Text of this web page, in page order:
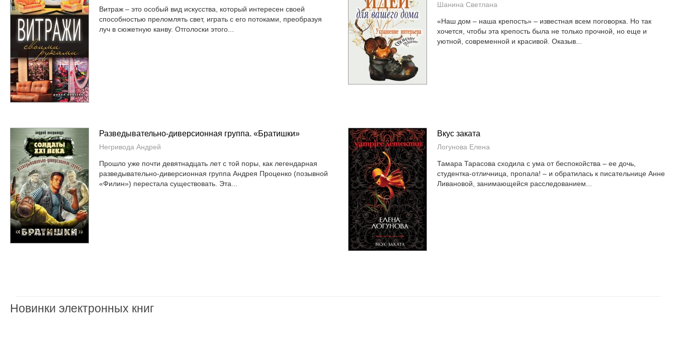
Витраж – это особый вид искусства, который интересен своей
способностью преломлять свет, играть с его потоками, преобразуя
луч в сюжетную канву. Отголоски этого...
Шанина Светлана
«Наш дом – наша крепость» – известная всем поговорка. Но так
хочется, чтобы эта крепость была не только прочной, но еще и
уютной, современной и красивой. Оказыв...
Разведывательно-диверсионная группа. «Братишки»
Негривода Андрей
Прошло уже почти девятнадцать лет с той поры, как легендарная
разведывательно-диверсионная группа Андрея Проценко (позывной
«Филин») перестала существовать. Эта...
Вкус заката
Логунова Елена
Тамара Тарасова сходила с ума от беспокойства – ее дочь,
студентка-отличница, пропала! – и обратилась к писательнице Анне
Ливановой, занимающейся расследованием...
Новинки электронных книг